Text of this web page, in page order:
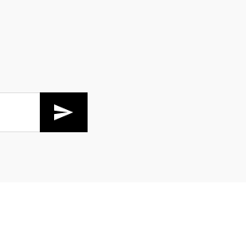
satıcı çok değerli artık benim
olmasına rağmen . herkese